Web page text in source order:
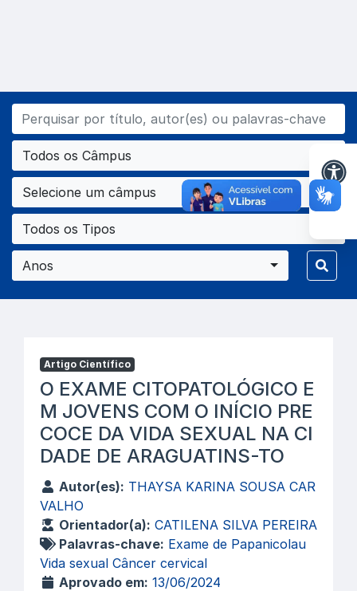
Todos os Câmpus
Selecione um câmpus
Todos os Tipos
Anos
Artigo Científico
O EXAME CITOPATOLÓGICO E
M JOVENS COM O INÍCIO PRE
COCE DA VIDA SEXUAL NA CI
DADE DE ARAGUATINS-TO
Autor(es): THAYSA KARINA SOUSA CAR
VALHO
Orientador(a): CATILENA SILVA PEREIRA
Palavras-chave: Exame de Papanicolau
Vida sexual Câncer cervical
Aprovado em: 13/06/2024